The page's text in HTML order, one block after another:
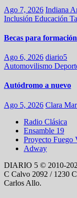
Ago 7, 2026 Indiana
Inclusión Educación
Becas para
Ago 6, 2026 diario5
Automovilismo
Autódromo a nuevo
Ago 5, 2026 Clara
Radio Clásica
Ensamble 19
Proyecto Fuego
Adway
DIARIO 5 © 2010-
C Calvo 2092 / 1230
Carlos Allo.